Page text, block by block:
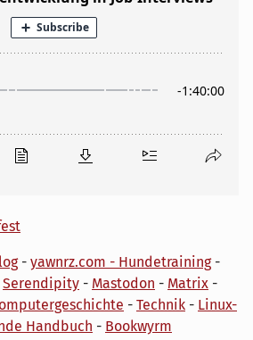
- yawnrz.com - Hundetraining-
Serendipity - Mastodon - Matrix -
- Technik - Linux-
Handbuch - Bookwyrm